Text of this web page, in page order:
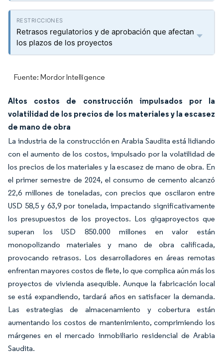
Retrasos regulatorios y de aprobación que afectan
los plazos de los proyectos
Fuente: Mordor Intelligence
Altos costos de construcción impulsados por la
volatilidad de los precios de los materiales y la escasez
de mano de obra
La industria de la construcción en Arabia Saudita está lidiando
con el aumento de los costos, impulsado por la volatilidad de
los precios de los materiales y la escasez de mano de obra. En
el primer semestre de 2024, el consumo de cemento alcanzó
22,6 millones de toneladas, con precios que oscilaron entre
USD 58,5 y 63,9 por tonelada, impactando significativamente
los presupuestos de los proyectos. Los gigaproyectos que
superan los USD 850.000 millones en valor están
monopolizando materiales y mano de obra calificada,
provocando retrasos. Los desarrolladores en áreas remotas
enfrentan mayores costos de flete, lo que complica aún más los
proyectos de vivienda asequible. Aunque la fabricación local
se está expandiendo, tardará años en satisfacer la demanda.
Las estrategias de almacenamiento y cobertura están
aumentando los costos de mantenimiento, comprimiendo los
márgenes en el mercado inmobiliario residencial de Arabia
Saudita.